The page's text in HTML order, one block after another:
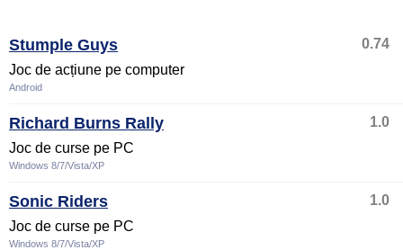
Stumple Guys
0.74
Joc de acțiune pe computer
Android
Richard Burns Rally
1.0
Joc de curse pe PC
Windows 8/7/Vista/XP
Sonic Riders
1.0
Joc de curse pe PC
Windows 8/7/Vista/XP